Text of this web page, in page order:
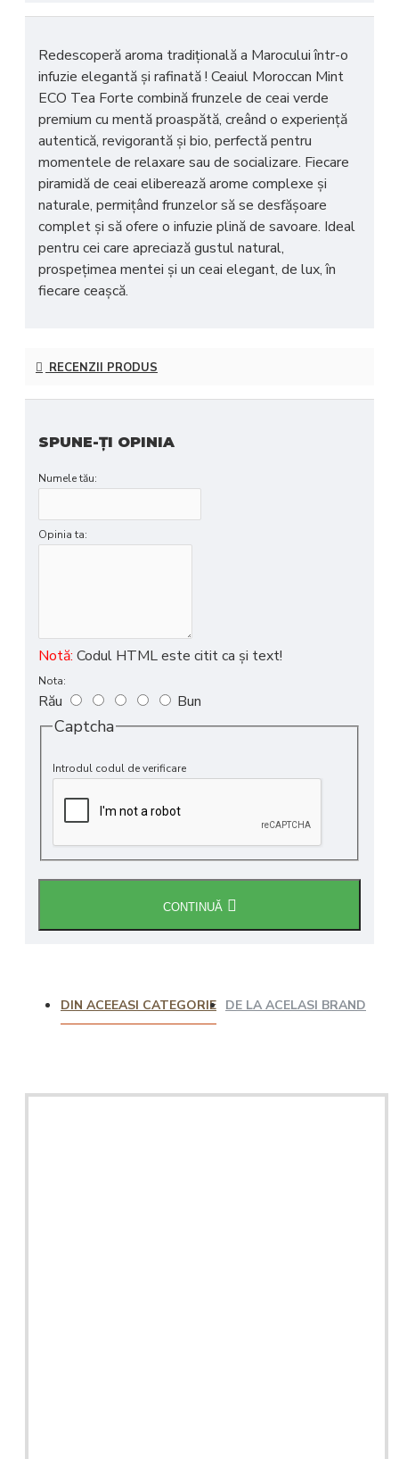
Redescoperăaroma tradițională a Maroculuiîntr-o
infuzie elegantă și rafinată ! Ceaiul Moroccan Mint
ECO Tea Forte combină frunzele de ceai verde
premium cu mentă proaspătă, creând o experiență
autentică, revigorantă și bio, perfectă pentru
momentele de relaxare sau de socializare. Fiecare
piramidă de ceai elibereazăarome complexe și
naturale, permițând frunzelor să se desfășoare
complet și să ofere o infuzie plină de savoare. Ideal
pentru cei care apreciazăgustul natural,
prospețimea mentei și un ceai elegant, de lux, în
fiecare ceașcă.
RECENZII PRODUS
SPUNE-ŢI OPINIA
Numele tău:
Opinia ta:
Notă: Codul HTML este citit ca şi text!
Nota:
Rău Bun
Captcha
Introdul codul de verificare
CONTINUĂ
DIN ACEEASI CATEGORIE DE LA ACELASI BRAND